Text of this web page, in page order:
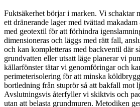
Fuktsäkerhet börjar i marken. Vi schaktar
ett dränerande lager med tvättad
med geotextil för att förhindra
dimensioneras och läggs med rätt fall,
och kan kompletteras med backventil där
grundvatten eller utsatt läge planerar vi
källarfönster tätar vi genomföringar och
perimeterisolering för att minska
bortledning från stuprör så att bakfall mot
Avslutningsvis återfyller vi skiktvis och
utan att belasta grundmuren. Metodiken